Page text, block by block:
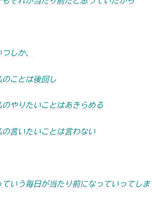
つしか、
のことは後回し
のやりたいことはあきらめる
の言いたいことは言わない
ていう毎日が当たり前になっていってし